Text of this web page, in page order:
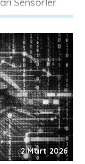
temel
yanlış
2 Mart 2026